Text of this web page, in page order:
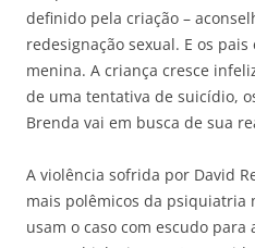
definido pela criação –
redesignação sexual. E os
menina. A criança cresce
de uma tentativa de suicídio,
Brenda vai em busca de sua
A violência sofrida por David
mais polêmicos da psiquiatria
usam o caso com escudo